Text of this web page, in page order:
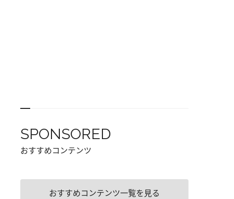
SPONSORED
おすすめコンテンツ
おすすめコンテンツ一覧を見る